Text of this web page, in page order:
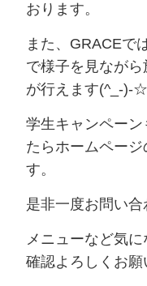
おります。
また、GRACEで
で様子を見なが
が行えます(^_-)-☆
学生キャンペー
たらホームペー
す。
是非一度お問い
メニューなど気
確認よろしくお願